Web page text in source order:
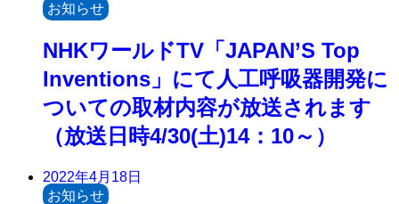
お知らせ
NHKワールドTV「JAPAN’S Top
Inventions」にて人工呼吸器開発に
ついての取材内容が放送されます
（放送日時4/30(土)14：10～）
2022年4月18日
お知らせ